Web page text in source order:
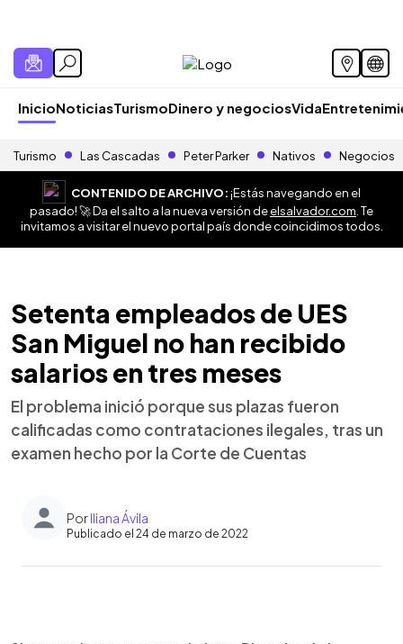
InicioNoticiasTurismoDinero y negociosVida
Turismo Las Cascadas Peter Parker Nativos Negocios
CONTENIDO DE ARCHIVO:¡Estás navegando en el
pasado! 🚀 Da el salto a la nueva versión deelsalvador.com . Te
invitamos a visitar el nuevo portal país donde coincidimos todos.
Setenta empleados de UES
San Miguel no han recibido
salarios en tres meses
El problema inició porque sus plazas fueron
calificadas como contrataciones ilegales, tras un
examen hecho por la Corte de Cuentas
PorIliana Ávila
Publicado el 24 de marzo de 2022